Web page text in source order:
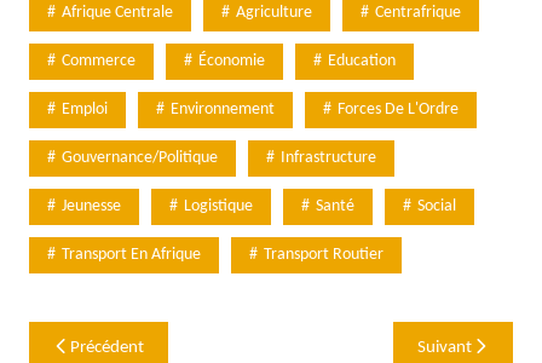
Afrique Centrale Agriculture Centrafrique
Commerce Économie Education
Emploi Environnement Forces De L'Ordre
Gouvernance/Politique Infrastructure
Jeunesse Logistique Santé Social
Transport En Afrique Transport Routier
Navigation
Précédent Suivant